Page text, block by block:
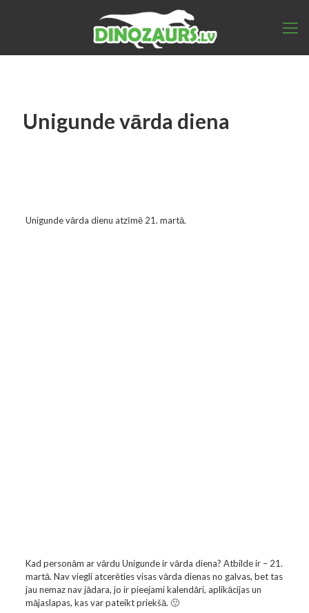
Unigunde vārda diena
Unigunde vārda dienu atzīmē 21. martā.
Kad personām ar vārdu Unigunde ir vārda diena? Atbilde ir – 21.
martā. Nav viegli atcerēties visas vārda dienas no galvas, bet tas
jau nemaz nav jādara, jo ir pieejami kalendāri, aplikācijas un
mājaslapas, kas var pateikt priekšā. 🙂